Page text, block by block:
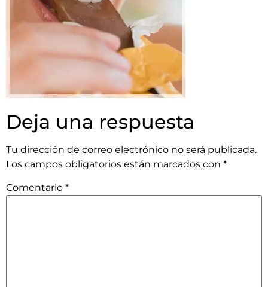
Deja una respuesta
Tu dirección de correo electrónico no será publicada.
Los campos obligatorios están marcados con *
Comentario *